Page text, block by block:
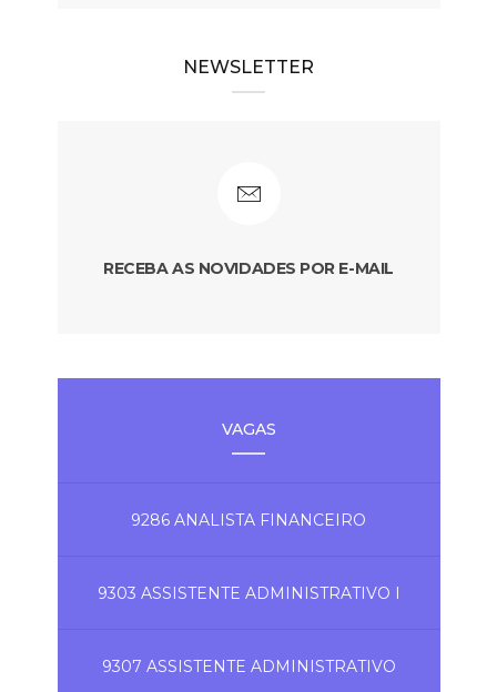
NEWSLETTER
RECEBA AS NOVIDADES POR E-MAIL
VAGAS
9286 ANALISTA FINANCEIRO
9303 ASSISTENTE ADMINISTRATIVO I
9307 ASSISTENTE ADMINISTRATIVO